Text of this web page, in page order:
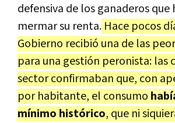
defensiva de los ganaderos que
mermar su renta. Hace pocos
Gobierno recibió una de las
para una gestión peronista: las
sector confirmaban que, con
por habitante, el consumo
mínimo histórico, que ni